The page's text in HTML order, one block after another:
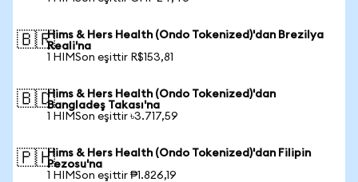
🇧🇷Hims & Hers Health (Ondo Tokenized)'dan Brezilya
Reali'na
1 HIMSon eşittir R$153,81
🇧🇩Hims & Hers Health (Ondo Tokenized)'dan
Bangladeş Takası'na
1 HIMSon eşittir ৳3.717,59
🇵🇭Hims & Hers Health (Ondo Tokenized)'dan Filipin
Pezosu'na
1 HIMSon eşittir ₱1.826,19